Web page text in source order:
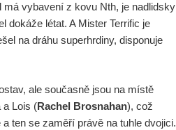
má vybavení z kovu Nth, je nadlidsky
dokáže létat. A Mister Terrific je
na dráhu superhrdiny, disponuje
ale současně jsou na místě
a Lois (Rachel Brosnahan), což
ten se zaměří právě na tuhle dvojici.